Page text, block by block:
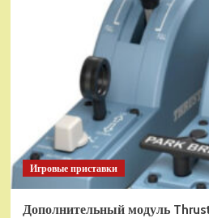
Игровые приставки
Дополнительный модуль